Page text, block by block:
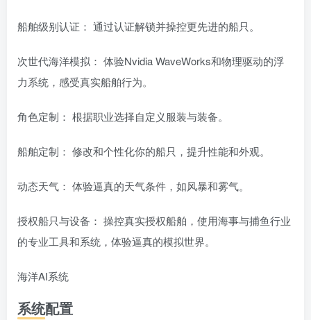
船舶级别认证： 通过认证解锁并操控更先进的船只。
次世代海洋模拟： 体验Nvidia WaveWorks和物理驱动的浮
力系统，感受真实船舶行为。
角色定制： 根据职业选择自定义服装与装备。
船舶定制： 修改和个性化你的船只，提升性能和外观。
动态天气： 体验逼真的天气条件，如风暴和雾气。
授权船只与设备： 操控真实授权船舶，使用海事与捕鱼行业
的专业工具和系统，体验逼真的模拟世界。
海洋AI系统
系统配置